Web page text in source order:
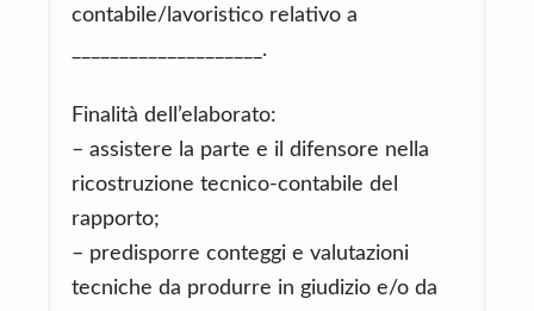
contabile/lavoristico relativo a
____________________.
Finalità dell’elaborato:
– assistere la parte e il difensore nella
ricostruzione tecnico‑contabile del
rapporto;
– predisporre conteggi e valutazioni
tecniche da produrre in giudizio e/o da